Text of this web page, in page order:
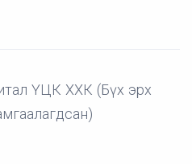
ҮЦК ХХК (Бүх эрх